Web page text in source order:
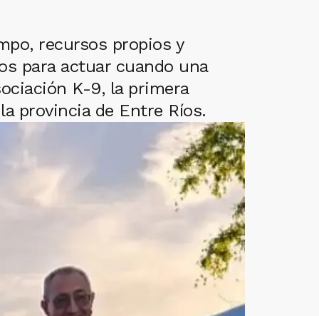
recursos propios y
para actuar cuando una
K-9, la primera
provincia de Entre Ríos.